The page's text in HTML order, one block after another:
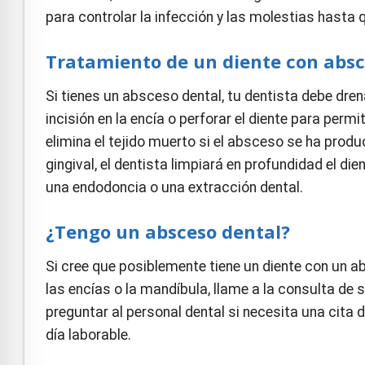
para controlar la infección y las molestias hasta
Tratamiento de un diente con
Si tienes un absceso dental, tu dentista debe
incisión en la encía o perforar el diente para
elimina el tejido muerto si el absceso se ha
gingival, el dentista limpiará en profundidad el
una endodoncia o una extracción dental.
¿Tengo un absceso dental?
Si cree que posiblemente tiene un diente con un
las encías o la mandíbula, llame a la consulta
preguntar al personal dental si necesita una cita
día laborable.